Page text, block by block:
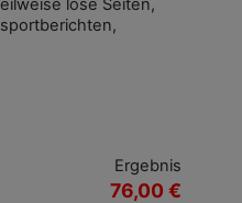
lose Seiten,
Ergebnis
76,00 €